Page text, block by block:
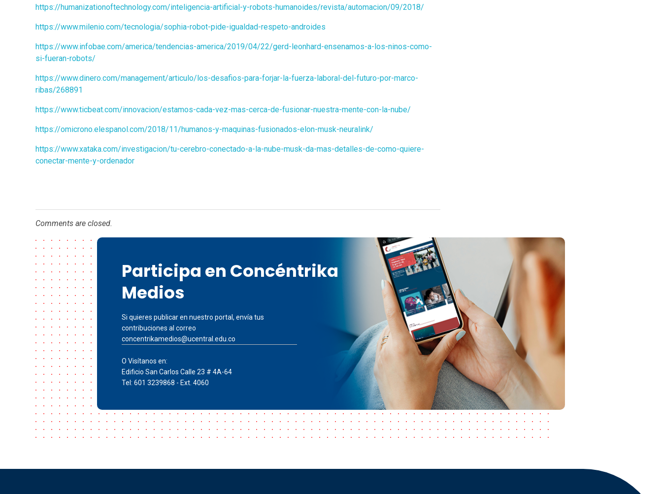
https://humanizationoftechnology.com/inteligencia-artificial-y-robots-humanoides/revista/automacion/09/2018/
https://www.milenio.com/tecnologia/sophia-robot-pide-igualdad-respeto-androides
https://www.infobae.com/america/tendencias-america/2019/04/22/gerd-leonhard-ensenamos-a-los-ninos-como-
si-fueran-robots/
https://www.dinero.com/management/articulo/los-desafios-para-forjar-la-fuerza-laboral-del-futuro-por-marco-
ribas/268891
https://www.ticbeat.com/innovacion/estamos-cada-vez-mas-cerca-de-fusionar-nuestra-mente-con-la-nube/
https://omicrono.elespanol.com/2018/11/humanos-y-maquinas-fusionados-elon-musk-neuralink/
https://www.xataka.com/investigacion/tu-cerebro-conectado-a-la-nube-musk-da-mas-detalles-de-como-quiere-
conectar-mente-y-ordenador
Comments are closed.
Participa en Concéntrika
Medios
Si quieres publicar en nuestro portal, envía tus
contribuciones al correo
concentrikamedios@ucentral.edu.co
O Visítanos en:
Edificio San Carlos Calle 23 # 4A-64
Tel: 601 3239868 - Ext. 4060